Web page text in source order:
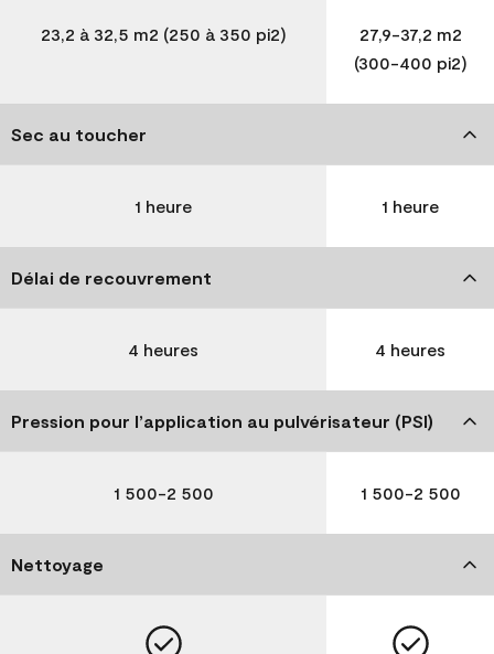
23,2 à 32,5 m2 (250 à 350 pi2)
27,9-37,2 m2
(300-400 pi2)
Sec au toucher
1 heure 1 heure
Délai de recouvrement
4 heures 4 heures
Pression pour l’application au pulvérisateur (PSI)
1 500-2 500 1 500-2 500
Nettoyage